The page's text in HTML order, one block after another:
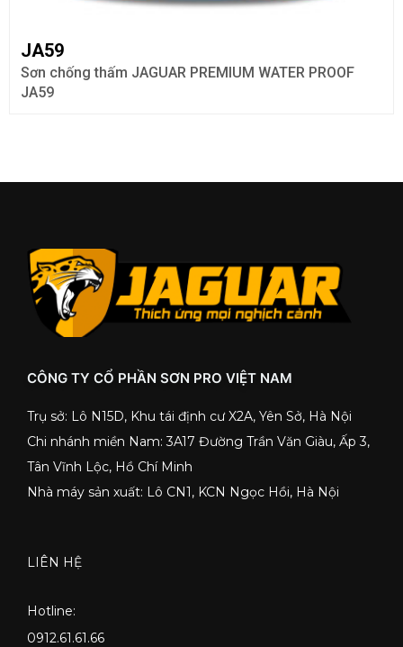
JA59
Sơn chống thấm JAGUAR PREMIUM WATER PROOF
JA59
CÔNG TY CỔ PHẦN SƠN PRO VIỆT NAM
Trụ sở: Lô N15D, Khu tái định cư X2A, Yên Sở, Hà Nội
Chi nhánh miền Nam: 3A17 Đường Trần Văn Giàu, Ấp 3,
Tân Vĩnh Lộc, Hồ Chí Minh
Nhà máy sản xuất: Lô CN1, KCN Ngọc Hồi, Hà Nội
LIÊN HỆ
Hotline:
0912.61.61.66